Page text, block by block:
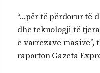
“…për të përdorur të
dhe teknologji të
e varrezave
raporton Gazeta